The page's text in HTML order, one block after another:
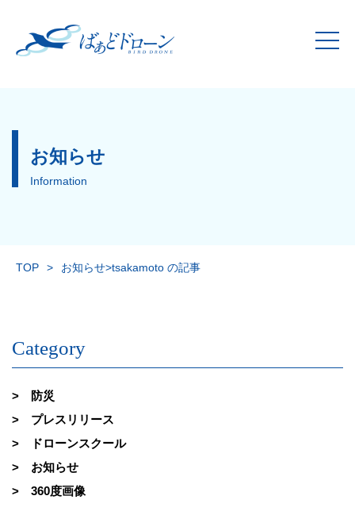
お知らせ
Information
TOP > お知らせ>tsakamoto の記事
Category
防災
プレスリリース
ドローンスクール
お知らせ
360度画像